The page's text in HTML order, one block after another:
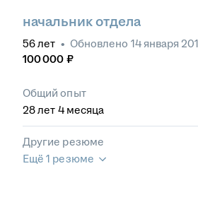
начальник отдела
56лет • Обновлено 14 января
100 000 ₽
Общий опыт
28лет 4 месяца
Другие резюме
Ещё 1 резюме